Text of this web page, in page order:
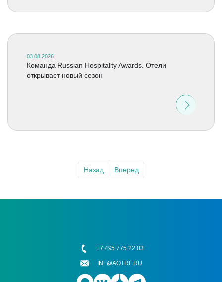
03.08.2026
Команда Russian Hospitality Awards. Отели
открывает новый сезон
Назад Вперед
+7 495 775 22 03
INF@AOTRF.RU